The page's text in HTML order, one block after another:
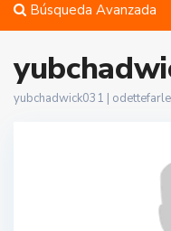
Búsqueda Avanzada
yubchadwick031 |